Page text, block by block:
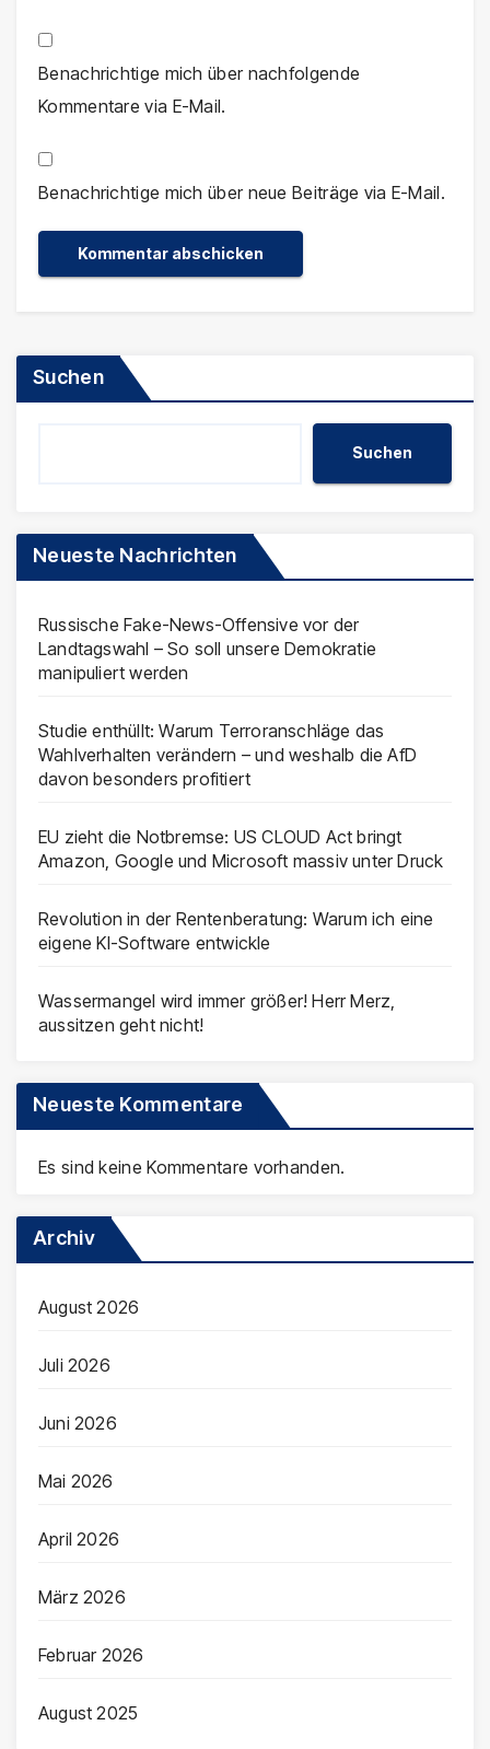
Benachrichtige mich über nachfolgende
Kommentare via E-Mail.
Benachrichtige mich über neue Beiträge via E-Mail.
Suchen
Suchen
Neueste Nachrichten
Russische Fake-News-Offensive vor der
Landtagswahl – So soll unsere Demokratie
manipuliert werden
Studie enthüllt: Warum Terroranschläge das
Wahlverhalten verändern – und weshalb die AfD
davon besonders profitiert
EU zieht die Notbremse: US CLOUD Act bringt
Amazon, Google und Microsoft massiv unter Druck
Revolution in der Rentenberatung: Warum ich eine
eigene KI-Software entwickle
Wassermangel wird immer größer! Herr Merz,
aussitzen geht nicht!
Neueste Kommentare
Es sind keine Kommentare vorhanden.
Archiv
August 2026
Juli 2026
Juni 2026
Mai 2026
April 2026
März 2026
Februar 2026
August 2025